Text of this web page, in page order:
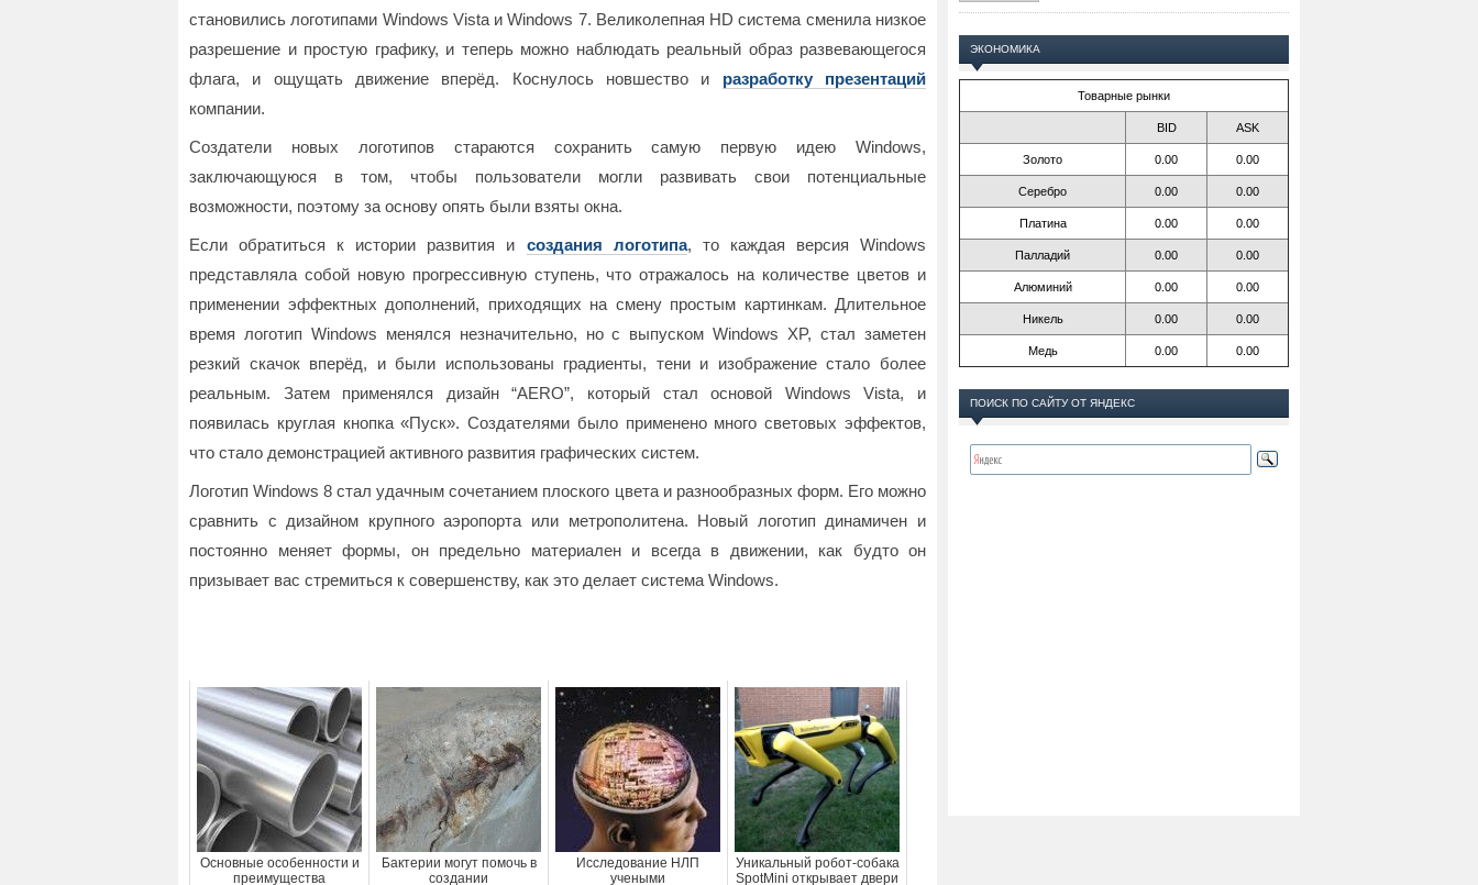
становились логотипами Windows Vista и Windows 7. Великолепная HD система сменила низкое
разрешение и простую графику, и теперь можно наблюдать реальный образ развевающегося
флага, и ощущать движение вперёд. Коснулось новшество и разработку презентаций
компании.
Создатели новых логотипов стараются сохранить самую первую идею Windows,
заключающуюся в том, чтобы пользователи могли развивать свои потенциальные
возможности, поэтому за основу опять были взяты окна.
Если обратиться к истории развития и создания логотипа, то каждая версия Windows
представляла собой новую прогрессивную ступень, что отражалось на количестве цветов и
применении эффектных дополнений, приходящих на смену простым картинкам. Длительное
время логотип Windows менялся незначительно, но с выпуском Windows XP, стал заметен
резкий скачок вперёд, и были использованы градиенты, тени и изображение стало более
реальным. Затем применялся дизайн “AERO”, который стал основой Windows Vista, и
появилась круглая кнопка «Пуск». Создателями было применено много световых эффектов,
что стало демонстрацией активного развития графических систем.
Логотип Windows 8 стал удачным сочетанием плоского цвета и разнообразных форм. Его можно
сравнить с дизайном крупного аэропорта или метрополитена. Новый логотип динамичен и
постоянно меняет формы, он предельно материален и всегда в движении, как будто он
призывает вас стремиться к совершенству, как это делает система Windows.
Основные особенности и
преимущества
Бактерии могут помочь в
создании
Исследование НЛП
учеными
Уникальный робот-собака
SpotMini открывает двери
ЭКОНОМИКА
Товарные рынки
BID ASK
Золото 0.00 0.00
Серебро 0.00 0.00
Платина 0.00 0.00
Палладий 0.00 0.00
Алюминий 0.00 0.00
Никель 0.00 0.00
Медь 0.00 0.00
ПОИСК ПО САЙТУ ОТ ЯНДЕКС